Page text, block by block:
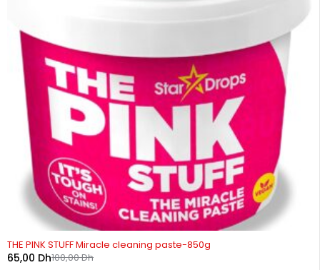
-35%
THE PINK STUFF Miracle cleaning paste-850g
100,00Dh
65,00 Dh